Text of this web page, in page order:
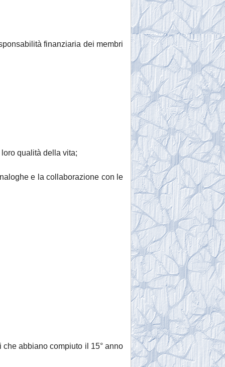
finanziaria dei membri
qualità della vita;
e la collaborazione con le
abbiano compiuto il 15° anno